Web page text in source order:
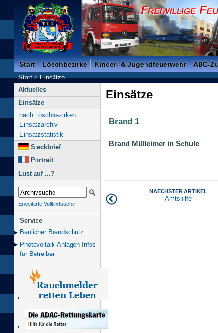
Freiwillige Feuerwehr der Kreisstadt Saarlouis -
Start Löschbezirke Kinder- & Jugendfeuerwehr ABC-
Start>Einsätze
Aktuelles
Einsätze
nach Löschbezirken
Einsatzarchiv
Einsatzstatistik
Steckbrief
Portrait
Lust auf ...?
Erweiterte Volltextsuche
Service
Baulicher Brand­schutz
Photovoltaik-Anlagen Infos
für Betreiber
Einsätze
Brand 1
Brand Mülleimer in Schule
NAECHSTER ARTIKEL
Amtshilfe